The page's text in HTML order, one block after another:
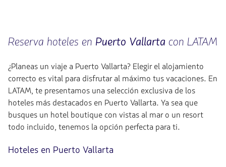
Reserva hoteles en Puerto Vallarta con LATAM
¿Planeas un viaje a Puerto Vallarta? Elegir el alojamiento
correcto es vital para disfrutar al máximo tus vacaciones. En
LATAM, te presentamos una selección exclusiva de los
hoteles más destacados en Puerto Vallarta. Ya sea que
busques un hotel boutique con vistas al mar o un resort
todo incluido, tenemos la opción perfecta para ti.
Hoteles en Puerto Vallarta